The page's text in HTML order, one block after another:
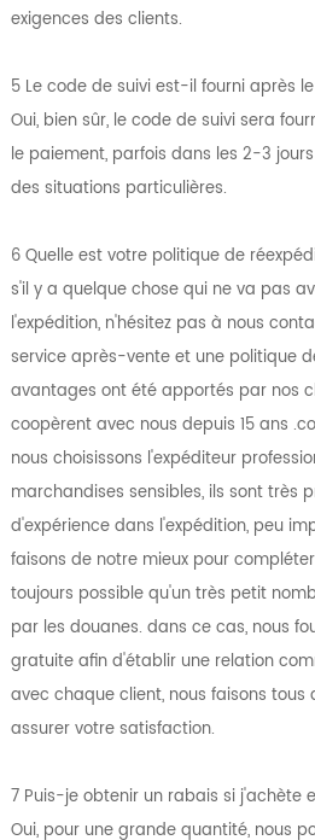
exigences des clients.
5 Le code de suivi est-il fourni après
Oui, bien sûr, le code de suivi sera
le paiement, parfois dans les 2-3
des situations particulières.
6 Quelle est votre politique de
s'il y a quelque chose qui ne va pas
l'expédition, n'hésitez pas à nous
service après-vente et une politique
avantages ont été apportés par nos
coopèrent avec nous depuis 15 ans
nous choisissons l'expéditeur
marchandises sensibles, ils sont très
d'expérience dans l'expédition, peu
faisons de notre mieux pour
toujours possible qu'un très petit
par les douanes. dans ce cas, nous
gratuite afin d'établir une relation
avec chaque client, nous faisons tous
assurer votre satisfaction.
7 Puis-je obtenir un rabais si j'achète
Oui, pour une grande quantité, nous